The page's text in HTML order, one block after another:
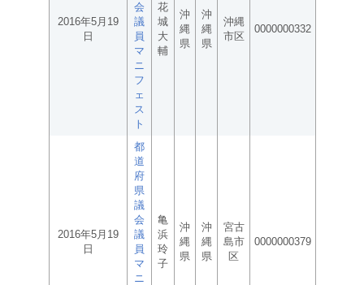
2016年5月19
日
会
議
員
マ
ニ
フ
ェ
ス
ト
花
城
大
輔
沖
縄
県
沖
縄
県
沖縄
市区
0000000332
2016年5月19
日
都
道
府
県
議
会
議
員
マ
ニ
亀
浜
玲
子
沖
縄
県
沖
縄
県
宮古
島市
区
0000000379